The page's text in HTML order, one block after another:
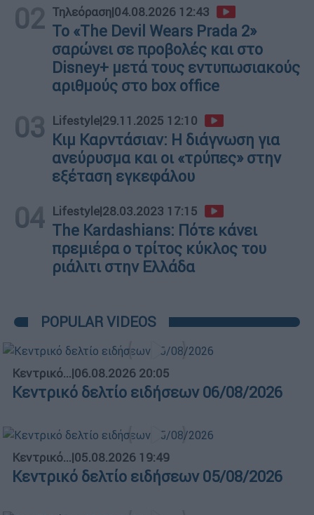
02 Τηλεόραση|04.08.2026 12:43
Το «The Devil Wears Prada 2»
σαρώνει σε προβολές και στο
Disney+ μετά τους εντυπωσιακούς
αριθμούς στο box office
03 Lifestyle|29.11.2025 12:10
Κιμ Καρντάσιαν: Η διάγνωση για
ανεύρυσμα και οι «τρύπες» στην
εξέταση εγκεφάλου
04 Lifestyle|28.03.2023 17:15
The Kardashians: Πότε κάνει
πρεμιέρα ο τρίτος κύκλος του
ριάλιτι στην Ελλάδα
POPULAR VIDEOS
Κεντρικό...|06.08.2026 20:05
Κεντρικό δελτίο ειδήσεων 06/08/2026
Κεντρικό...|05.08.2026 19:49
Κεντρικό δελτίο ειδήσεων 05/08/2026